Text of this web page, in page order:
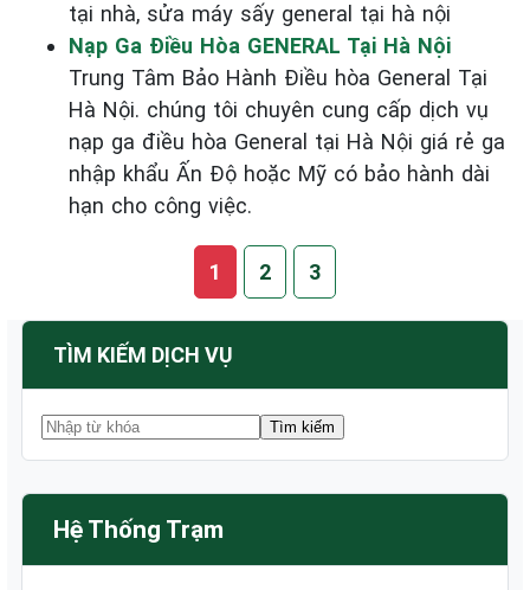
tại nhà, sửa máy sấy general tại hà nội
Nạp Ga Điều Hòa GENERAL Tại Hà Nội
Trung Tâm Bảo Hành Điều hòa General Tại
Hà Nội. chúng tôi chuyên cung cấp dịch vụ
nạp ga điều hòa General tại Hà Nội giá rẻ ga
nhập khẩu Ấn Độ hoặc Mỹ có bảo hành dài
hạn cho công việc.
1 2 3
TÌM KIẾM DỊCH VỤ
Hệ Thống Trạm